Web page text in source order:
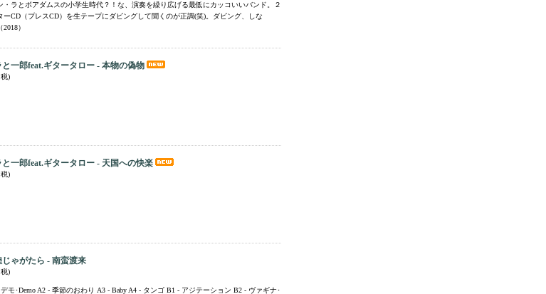
・ラとボアダムスの小学生時代？！な、演奏を繰り広げる最低にカッコいいバンド。２
ーCD（プレスCD）を生テープにダビングして聞くのが正調(笑)。ダビング、しな
）
一郎feat.ギタータロー - 本物の偽物
)
一郎feat.ギタータロー - 天国への快楽
)
ゃがたら - 南蛮渡来
)
モ･Demo A2 - 季節のおわり A3 - Baby A4 - タンゴ B1 - アジテーション B2 - ヴァギナ･